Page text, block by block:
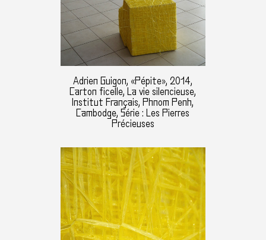
Adrien Guigon, «Pépite», 2014,
Carton ficelle, La vie silencieuse,
Institut Français, Phnom Penh,
Cambodge, Série : Les Pierres
Précieuses